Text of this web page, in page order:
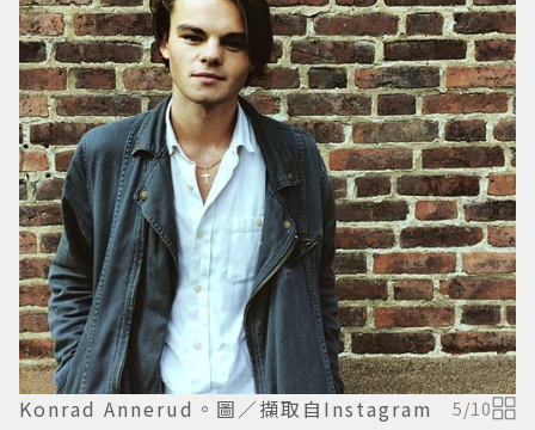
Konrad Annerud。圖／擷取自Instagram 5/10